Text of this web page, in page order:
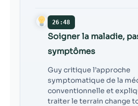
26:48
Soigner la maladie,
symptômes
Guy critique l’approche
symptomatique de la
conventionnelle et
traiter le terrain change